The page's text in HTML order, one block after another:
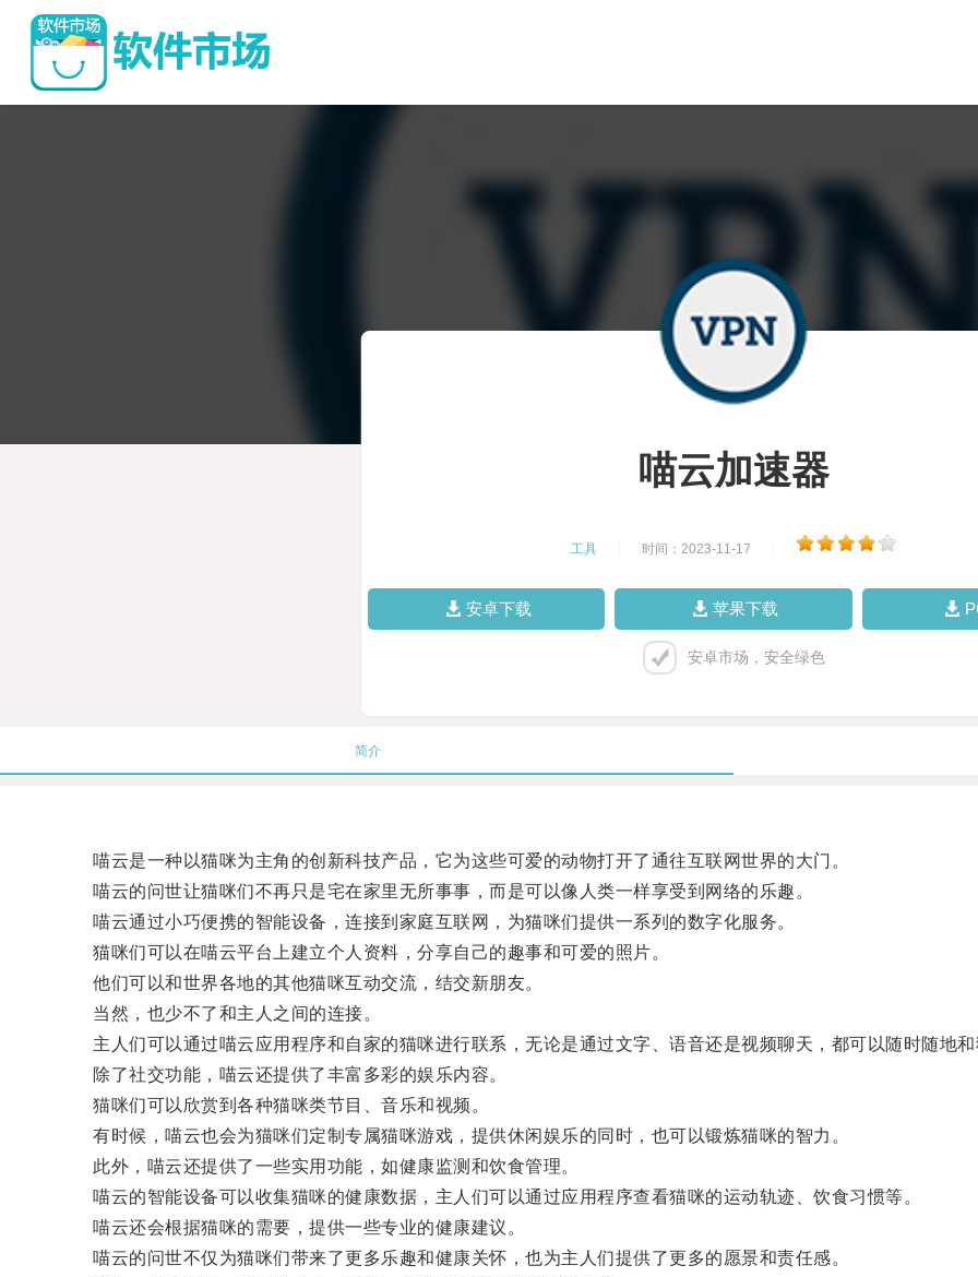
喵云加速器
工具 时间：2023-11-17
安卓下载 苹果下载
安卓市场，安全绿色
简介
喵云是一种以猫咪为主角的创新科技产品，它为这些可爱的动物打开了通往互联网世界的大门。
喵云的问世让猫咪们不再只是宅在家里无所事事，而是可以像人类一样享受到网络的乐趣。
喵云通过小巧便携的智能设备，连接到家庭互联网，为猫咪们提供一系列的数字化服务。
猫咪们可以在喵云平台上建立个人资料，分享自己的趣事和可爱的照片。
他们可以和世界各地的其他猫咪互动交流，结交新朋友。
当然，也少不了和主人之间的连接。
主人们可以通过喵云应用程序和自家的猫咪进行联系，无论是通过文字、语音还是视频聊天，都可以随时随地和
除了社交功能，喵云还提供了丰富多彩的娱乐内容。
猫咪们可以欣赏到各种猫咪类节目、音乐和视频。
有时候，喵云也会为猫咪们定制专属猫咪游戏，提供休闲娱乐的同时，也可以锻炼猫咪的智力。
此外，喵云还提供了一些实用功能，如健康监测和饮食管理。
喵云的智能设备可以收集猫咪的健康数据，主人们可以通过应用程序查看猫咪的运动轨迹、饮食习惯等。
喵云还会根据猫咪的需要，提供一些专业的健康建议。
喵云的问世不仅为猫咪们带来了更多乐趣和健康关怀，也为主人们提供了更多的愿景和责任感。